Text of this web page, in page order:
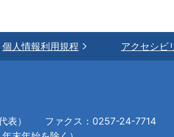
個人情報利用規程 アクセシビ
表）
ファクス：0257-24-7714